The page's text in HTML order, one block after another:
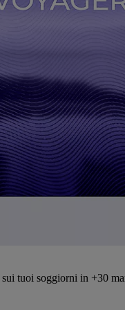
sui tuoi soggiorni in +30